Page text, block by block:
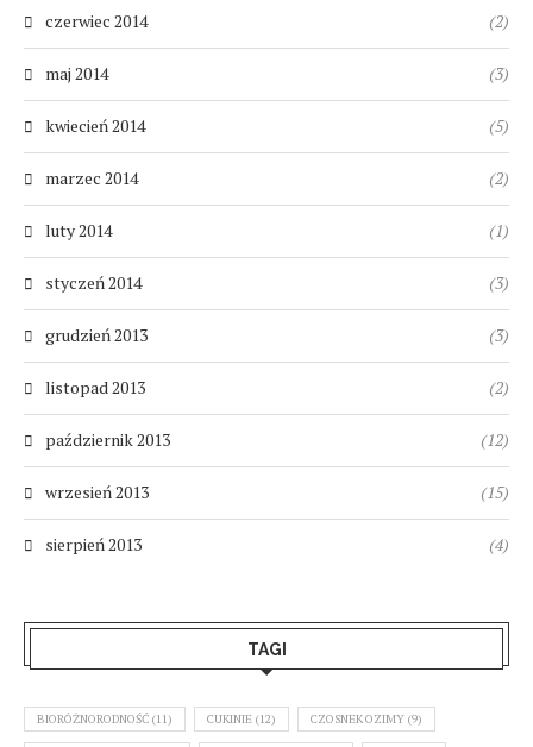
czerwiec 2014 (2)
maj 2014 (3)
kwiecień 2014 (5)
marzec 2014 (2)
luty 2014 (1)
styczeń 2014 (3)
grudzień 2013 (3)
listopad 2013 (2)
październik 2013 (12)
wrzesień 2013 (15)
sierpień 2013 (4)
TAGI
BIORÓŻNORODNOŚĆ (11) CUKINIE (12) CZOSNEK OZIMY (9)